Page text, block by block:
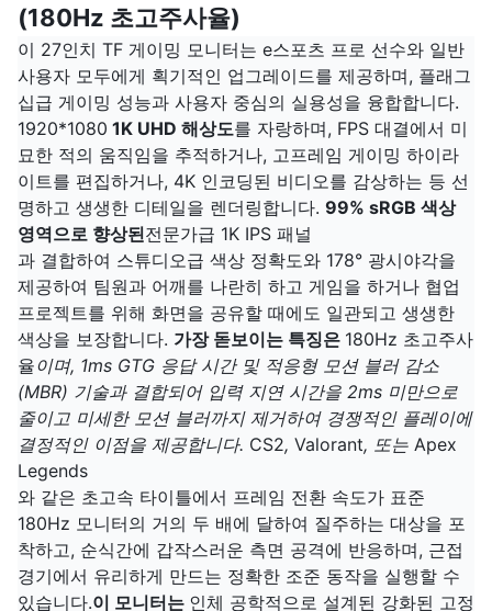
(180Hz 초고주사율)
이 27인치 TF 게이밍 모니터는 e스포츠 프로 선수와 일반
사용자 모두에게 획기적인 업그레이드를 제공하며, 플래그
십급 게이밍 성능과 사용자 중심의 실용성을 융합합니다.
1920*1080 1K UHD 해상도를 자랑하며, FPS 대결에서 미
묘한 적의 움직임을 추적하거나, 고프레임 게이밍 하이라
이트를 편집하거나, 4K 인코딩된 비디오를 감상하는 등 선
명하고 생생한 디테일을 렌더링합니다. 99% sRGB 색상
영역으로 향상된전문가급 1K IPS 패널
과 결합하여 스튜디오급 색상 정확도와 178° 광시야각을
제공하여 팀원과 어깨를 나란히 하고 게임을 하거나 협업
프로젝트를 위해 화면을 공유할 때에도 일관되고 생생한
색상을 보장합니다. 가장 돋보이는 특징은 180Hz 초고주사
율이며, 1ms GTG 응답 시간 및 적응형 모션 블러 감소
(MBR) 기술과 결합되어 입력 지연 시간을 2ms 미만으로
줄이고 미세한 모션 블러까지 제거하여 경쟁적인 플레이에
결정적인 이점을 제공합니다. CS2, Valorant, 또는 Apex
Legends
와 같은 초고속 타이틀에서 프레임 전환 속도가 표준
180Hz 모니터의 거의 두 배에 달하여 질주하는 대상을 포
착하고, 순식간에 갑작스러운 측면 공격에 반응하며, 근접
경기에서 유리하게 만드는 정확한 조준 동작을 실행할 수
있습니다.이 모니터는 인체 공학적으로 설계된 강화된 고정